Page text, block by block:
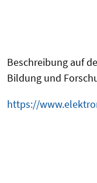
Beschreibung auf
Bildung und
https://